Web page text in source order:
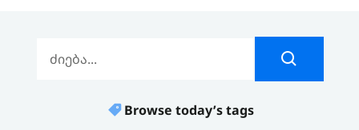
Browse today’s tags